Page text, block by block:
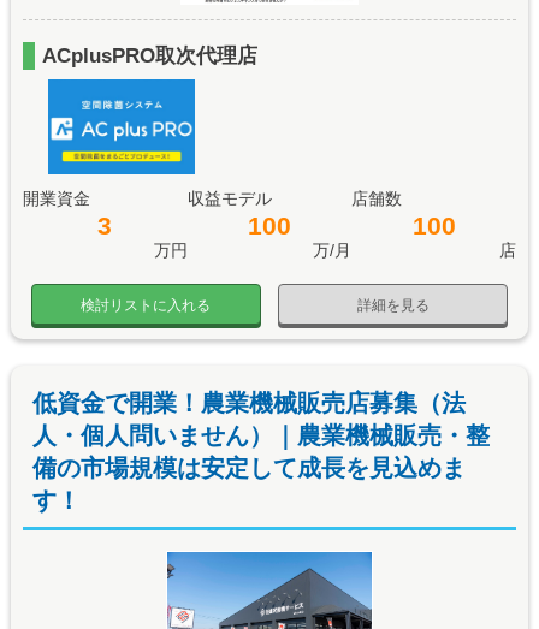
ACplusPRO取次代理店
開業資金
3
万円
収益モデル
100
万/月
店舗数
100
店
詳細を見る
検討リストに入れる
低資金で開業！農業機械販売店募集（法
人・個人問いません）｜農業機械販売・整
備の市場規模は安定して成長を見込めま
す！